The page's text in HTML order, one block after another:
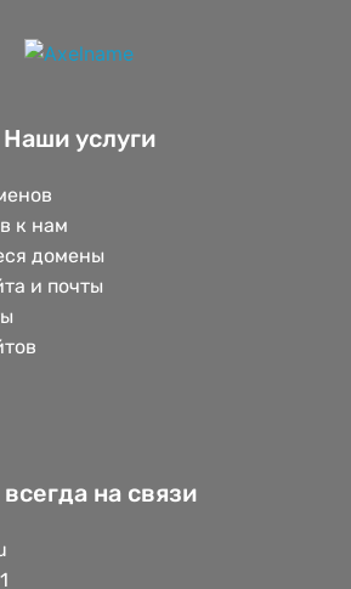
Наши услуги
к нам
домены
и почты
на связи